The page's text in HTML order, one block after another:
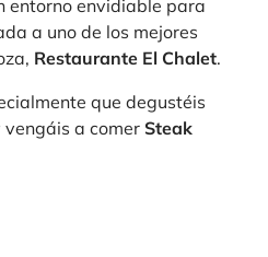
entorno envidiable para
a uno de los mejores
Restaurante El Chalet.
que degustéis
a comer Steak